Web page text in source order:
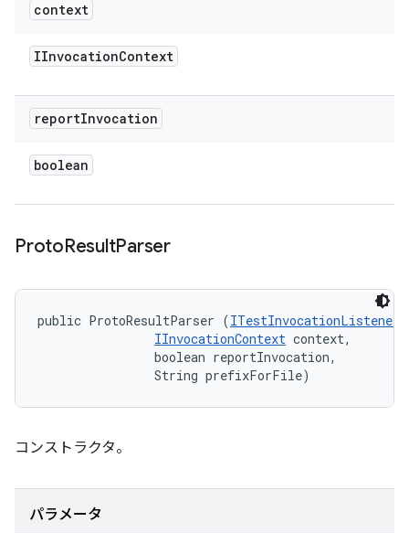
context
IInvocationContext
reportInvocation
boolean
ProtoResultParser
public ProtoResultParser (ITestInvocationListener
IInvocationContext context,
                boolean reportInvocation,
                String prefixForFile)
コンストラクタ。
パラメータ